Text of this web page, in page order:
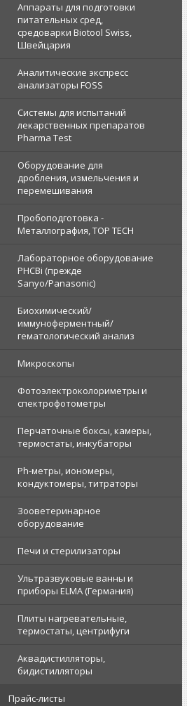
Аппараты для подготовки
питательных сред,
средоварки Biotool Swiss,
Швейцария
Аналитические экспресс
анализаторы FOSS
Системы для испытаний
лекарственных препаратов
Pharma Test
Оборудование для
дробления, измельчения и
перемешивания
Пробоподготовка -
Металлография, TOP TECH
Лабораторное оборудование
PHCBi (прежде
Sanyo/Panasonic)
Биохимический/
иммуноферментный/
гематологический анализ
Микроскопы
Фотоэлектроколориметры и
спектрофотометры
Перчаточные боксы, камеры,
термостаты, инкубаторы
Ph-метры, иономеры,
кондуктомеры, титраторы
Зооветеринарное
оборудование
Печи и стерилизаторы
Ультразвуковые ванны и
приборы ELMA (Германия)
Плиты нагревательные,
термостаты, центрифуги
Аквадистилляторы,
бидистилляторы
Прайс-листы